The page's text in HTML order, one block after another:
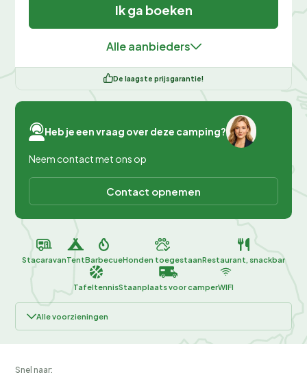
Ik ga boeken
Alle aanbieders
De laagste prijsgarantie!
Heb je een vraag over deze camping?
Neem contact met ons op
Contact opnemen
StacaravanTentBarbecueHonden toegestaanRestaurant, snackbar
TafeltennisStaanplaats voor camperWIFI
Alle voorzieningen
Snel naar: